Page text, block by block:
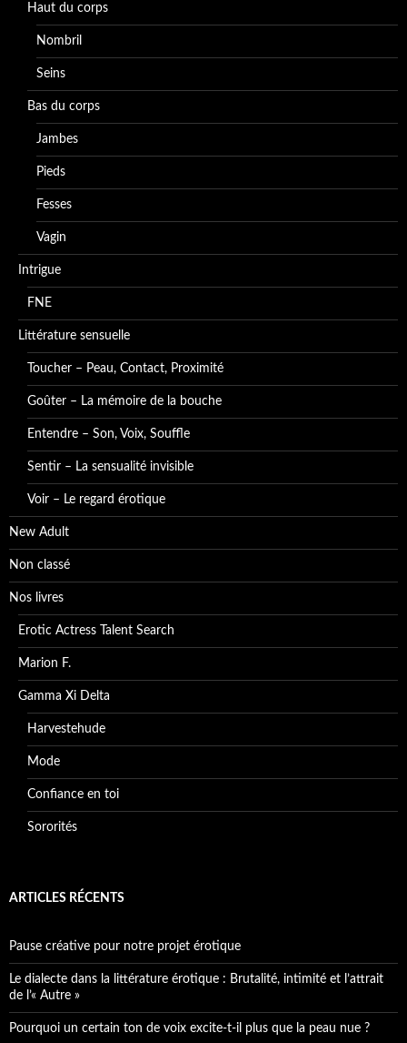
Haut du corps
Nombril
Seins
Bas du corps
Jambes
Pieds
Fesses
Vagin
Intrigue
FNE
Littérature sensuelle
Toucher – Peau, Contact, Proximité
Goûter – La mémoire de la bouche
Entendre – Son, Voix, Souffle
Sentir – La sensualité invisible
Voir – Le regard érotique
New Adult
Non classé
Nos livres
Erotic Actress Talent Search
Marion F.
Gamma Xi Delta
Harvestehude
Mode
Confiance en toi
Sororités
ARTICLES RÉCENTS
Pause créative pour notre projet érotique
Le dialecte dans la littérature érotique : Brutalité, intimité et l’attrait
de l’« Autre »
Pourquoi un certain ton de voix excite-t-il plus que la peau nue ?